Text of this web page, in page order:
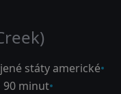
státy americké
90 minut